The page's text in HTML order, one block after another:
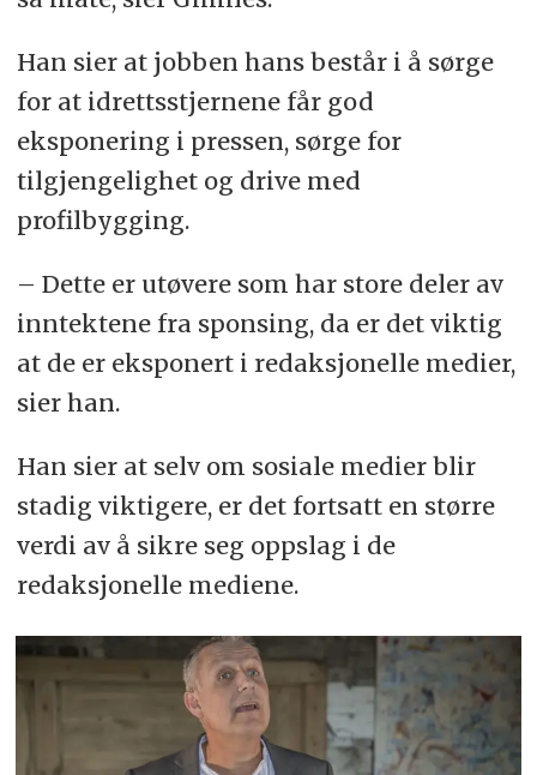
Han sier at jobben hans består i å sørge
for at idrettsstjernene får god
eksponering i pressen, sørge for
tilgjengelighet og drive med
profilbygging.
– Dette er utøvere som har store deler av
inntektene fra sponsing, da er det viktig
at de er eksponert i redaksjonelle medier,
sier han.
Han sier at selv om sosiale medier blir
stadig viktigere, er det fortsatt en større
verdi av å sikre seg oppslag i de
redaksjonelle mediene.